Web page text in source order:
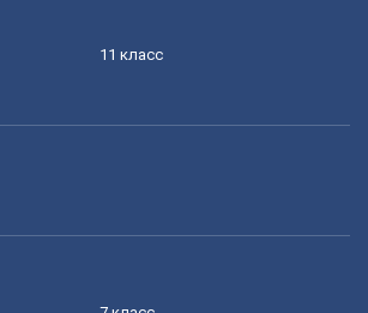
11 класс